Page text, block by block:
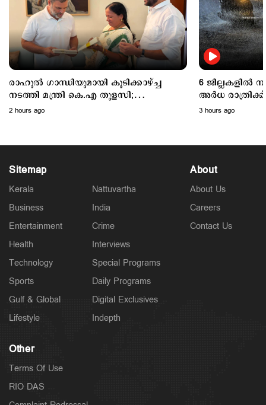
Politics
പ്രധാനമന്ത്രിയുടെ വിദേശയാത്രകൾക്ക് 2021 മുതൽ
ചെലവായത് 557 കോടി രൂപ; കണക്കുകൾ
രാജ്യസഭയിൽ
5 hours ago
സാമൂഹികക്ഷേമ പെൻഷൻ ഇനി ബാങ്ക്
അക്കൗണ്ടിലേക്ക്; സഹകരണ ബാങ്കുകളെ ഒഴിവാക്കി
രാഹുൽ ഗാന്ധിയുമായി കൂടിക്കാഴ്ച്ച
നടത്തി മന്ത്രി കെ.എ തുളസി;
ഓണക്കോടിയും സമ്മാനിച്ചു..
2 hours ago
6 ജില്ലകളിൽ
അര്‍ധ
മഴയ്ക്ക്
3 hours ago
Sitemap
Kerala
Business
Entertainment
Health
Technology
Sports
Gulf & Global
Lifestyle
Nattuvartha
India
Crime
Interviews
Special Programs
Daily Programs
Digital Exclusives
Indepth
About
About Us
Careers
Contact Us
Other
Terms Of Use
RIO DAS